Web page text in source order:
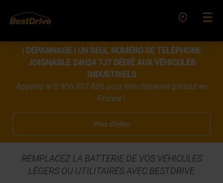
| DÉPANNAGE | UN SEUL NUMÉRO DE TÉLÉPHONE
JOIGNABLE 24H24 7J7 DÉDIÉ AUX VÉHICULES
INDUSTRIELS
Appelez le 0 806 807 806 pour être dépanné partout en
France !
Plus d'infos
REMPLACEZ LA BATTERIE DE VOS VÉHICULES
LÉGERS OU UTILITAIRES AVEC BESTDRIVE